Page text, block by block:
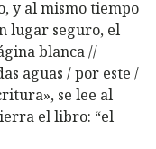
y al mismo tiempo
lugar seguro, el
blanca //
aguas / por este /
se lee al
el libro: “el